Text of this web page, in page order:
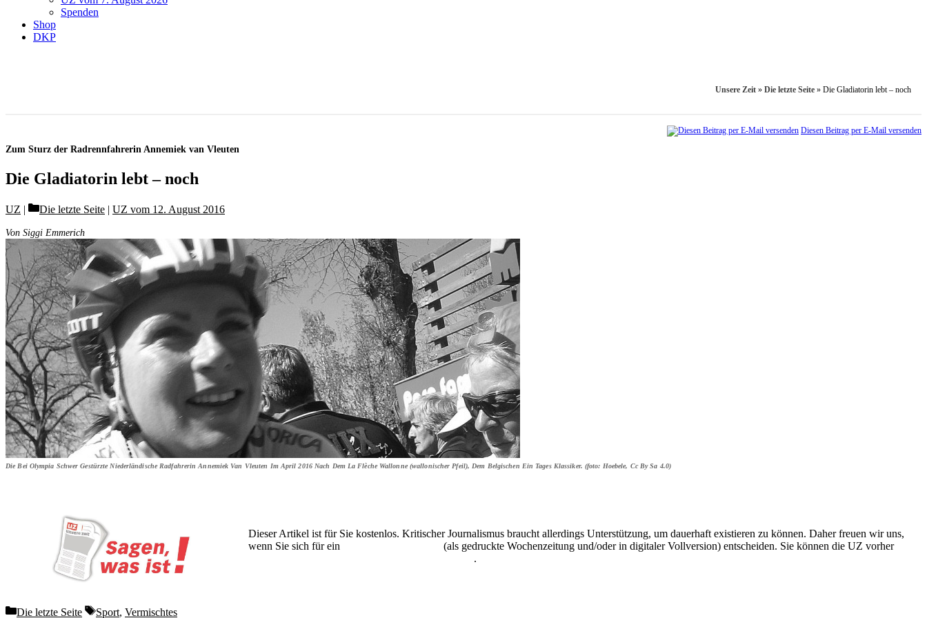
Spenden
Shop
DKP
Unsere Zeit » Die letzte Seite » Die Gladiatorin lebt – noch
Diesen Beitrag per E-Mail versenden
Zum Sturz der Radrennfahrerin Annemiek van Vleuten
Die Gladiatorin lebt – noch
UZ Categories
Die letzte Seite | UZ vom 12. August 2016
Von Siggi Emmerich
Die Bei Olympia Schwer Gestürzte Niederländische Radfahrerin Annemiek Van Vleuten Im April 2016 Nach Dem La Flèche Wallonne (wallonischer Pfeil), Dem Belgischen Ein Tages Klassiker. (foto: Hoebele, Cc By Sa 4.0)
Dieser Artikel ist für Sie kostenlos. Kritischer Journalismus braucht allerdings Unterstützung, um dauerhaft existieren zu können. Daher freuen wir uns,
wenn Sie sich für ein
(als gedruckte Wochenzeitung und/oder in digitaler Vollversion) entscheiden. Sie können die UZ vorher
.
Categories
Die letzte Seite Tags
Sport, Vermischtes